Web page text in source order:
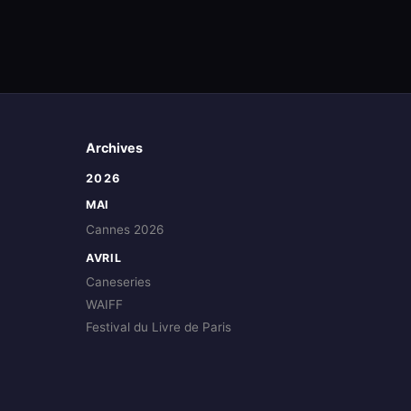
Archives
2026
MAI
Cannes 2026
AVRIL
Caneseries
WAIFF
Festival du Livre de Paris